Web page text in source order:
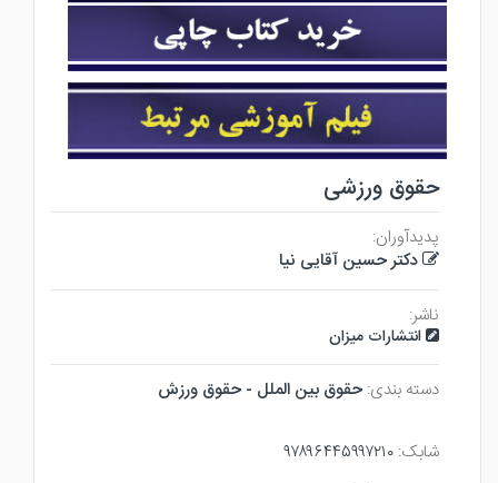
حقوق ورزشی
پدیدآوران:
دکتر حسین آقایی نیا
ناشر:
انتشارات میزان
دسته بندی: حقوق بين الملل - حقوق ورزش
شابک: ۹۷۸۹۶۴۴۵۹۹۷۲۱۰